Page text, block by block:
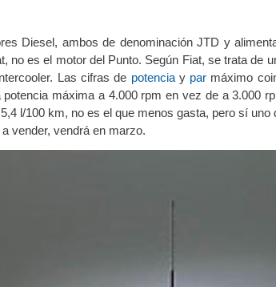
Diesel, ambos de denominación JTD y
no es el motor del Punto. Según Fiat, se trata de
Las cifras de potenciay par máximo
potencia máxima a 4.000 rpm en vez de a 3.000
l/100 km, no es el que menos gasta, pero sí uno
vender, vendrá en marzo.